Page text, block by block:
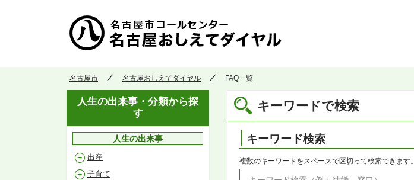
名古屋市 名古屋おしえてダイヤル FAQ一覧
キーワードで検索
キーワード検索
複数のキーワードをスペースで区切って検索できます。
人生の出来事・分類から探
す
人生の出来事
出産
子育て